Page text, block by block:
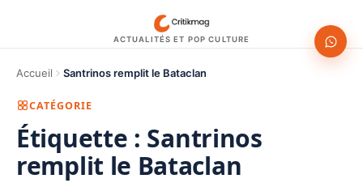
ACTUALITÉS ET POP CULTURE
Accueil Santrinos remplit le Bataclan
CATÉGORIE
Étiquette : Santrinos
remplit le Bataclan